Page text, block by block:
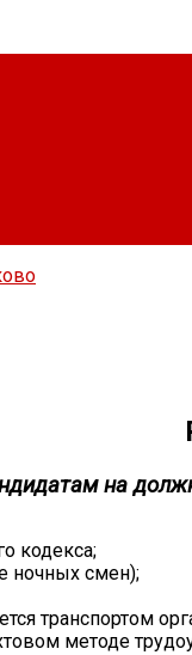
на
кодекса;
ночных смен);
транспортом
методе